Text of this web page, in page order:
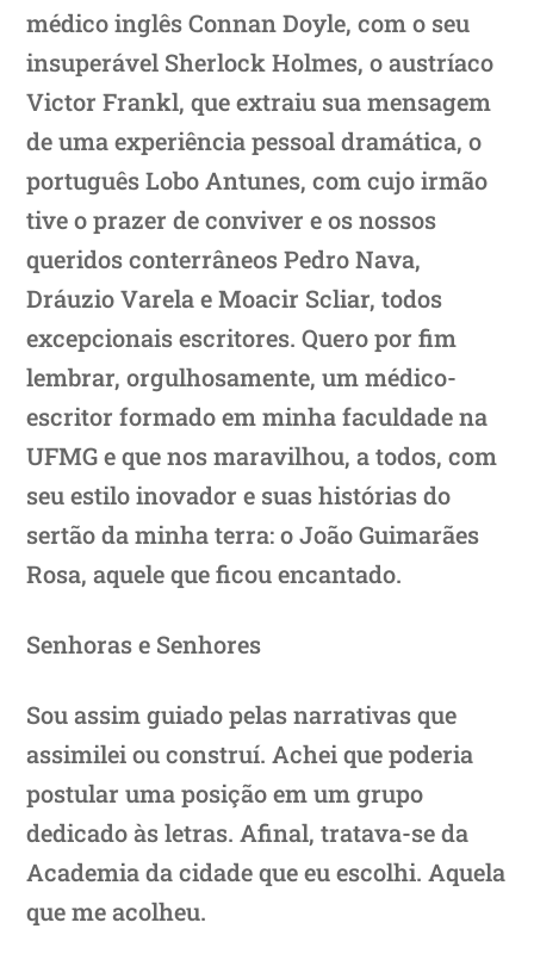
médico inglês Connan Doyle, com o seu
insuperável Sherlock Holmes, o austríaco
Victor Frankl, que extraiu sua mensagem
de uma experiência pessoal dramática, o
português Lobo Antunes, com cujo irmão
tive o prazer de conviver e os nossos
queridos conterrâneos Pedro Nava,
Dráuzio Varela e Moacir Scliar, todos
excepcionais escritores. Quero por fim
lembrar, orgulhosamente, um médico-
escritor formado em minha faculdade na
UFMG e que nos maravilhou, a todos, com
seu estilo inovador e suas histórias do
sertão da minha terra: o João Guimarães
Rosa, aquele que ficou encantado.
Senhoras e Senhores
Sou assim guiado pelas narrativas que
assimilei ou construí. Achei que poderia
postular uma posição em um grupo
dedicado às letras. Afinal, tratava-se da
Academia da cidade que eu escolhi. Aquela
que me acolheu.